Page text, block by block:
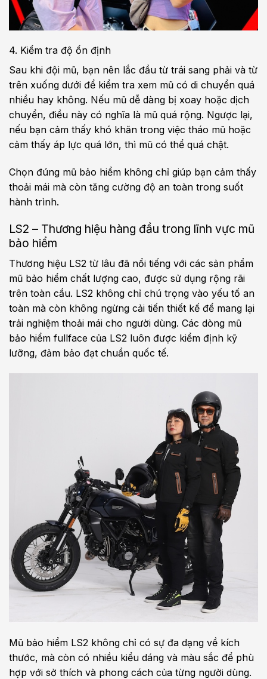
4. Kiểm tra độ ổn định
Sau khi đội mũ, bạn nên lắc đầu từ trái sang phải và từ
trên xuống dưới để kiểm tra xem mũ có di chuyển quá
nhiều hay không. Nếu mũ dễ dàng bị xoay hoặc dịch
chuyển, điều này có nghĩa là mũ quá rộng. Ngược lại,
nếu bạn cảm thấy khó khăn trong việc tháo mũ hoặc
cảm thấy áp lực quá lớn, thì mũ có thể quá chật.
Chọn đúng mũ bảo hiểm không chỉ giúp bạn cảm thấy
thoải mái mà còn tăng cường độ an toàn trong suốt
hành trình.
LS2 – Thương hiệu hàng đầu trong lĩnh vực mũ
bảo hiểm
Thương hiệu LS2 từ lâu đã nổi tiếng với các sản phẩm
mũ bảo hiểm chất lượng cao, được sử dụng rộng rãi
trên toàn cầu. LS2 không chỉ chú trọng vào yếu tố an
toàn mà còn không ngừng cải tiến thiết kế để mang lại
trải nghiệm thoải mái cho người dùng. Các dòng mũ
bảo hiểm fullface của LS2 luôn được kiểm định kỹ
lưỡng, đảm bảo đạt chuẩn quốc tế.
Mũ bảo hiểm LS2 không chỉ có sự đa dạng về kích
thước, mà còn có nhiều kiểu dáng và màu sắc để phù
hợp với sở thích và phong cách của từng người dùng.